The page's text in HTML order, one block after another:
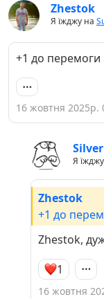
Zhestok
Я їжджу на
+1 до перемоги
16 жовтня 2025р.
Я
Zhestok
+1 до
Zhestok,
1
16 жовтня